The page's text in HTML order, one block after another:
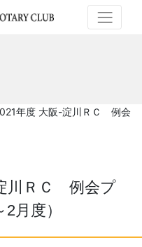
年度 大阪-淀川ＲＣ 例会
川ＲＣ 例会プ
月度）